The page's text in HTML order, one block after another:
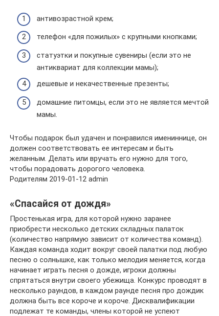
антивозрастной крем;
телефон «для пожилых» с крупными кнопками;
статуэтки и покупные сувениры (если это не
антиквариат для коллекции мамы);
дешевые и некачественные презенты;
домашние питомцы, если это не является мечтой
мамы.
Чтобы подарок был удачен и понравился имениннице, он
должен соответствовать ее интересам и быть
желанным. Делать или вручать его нужно для того,
чтобы порадовать дорогого человека.
Родителям 2019-01-12 admin
«Спасайся от дождя»
Простенькая игра, для которой нужно заранее
приобрести несколько детских складных палаток
(количество напрямую зависит от количества команд).
Каждая команда ходит вокруг своей палатки под любую
песню о солнышке, как только мелодия меняется, когда
начинает играть песня о дожде, игроки должны
спрятаться внутри своего убежища. Конкурс проводят в
несколько раундов, в каждом раунде песня про дождик
должна быть все короче и короче. Дисквалификации
подлежат те команды, члены которой не успеют